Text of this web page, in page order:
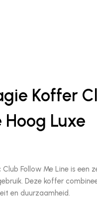
Koffer
Luxe
Follow Me Line is een
Deze koffer
en duurzaamheid.